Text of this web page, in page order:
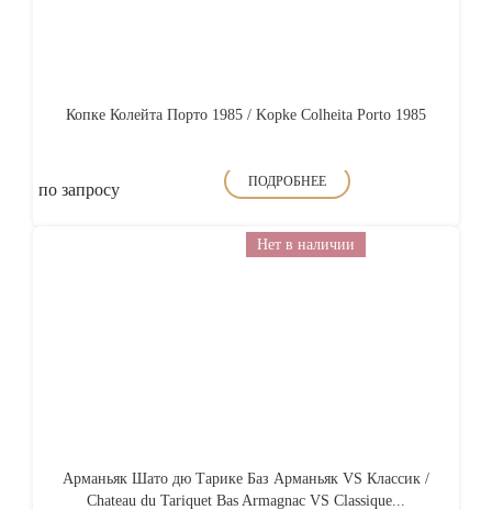
Копке Колейта Порто 1985 / Kopke Colheita Porto 1985
по запросу ПОДРОБНЕЕ
Нет в наличии
Арманьяк Шато дю Тарике Баз Арманьяк VS Классик /
Chateau du Tariquet Bas Armagnac VS Classique...